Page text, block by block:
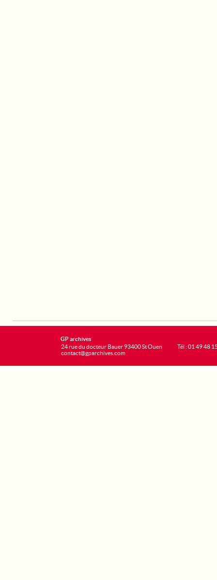
GP archives
24 rue du docteur Bauer 93400 St Ouen
contact@gparchives.com
Tél : 01 49 48